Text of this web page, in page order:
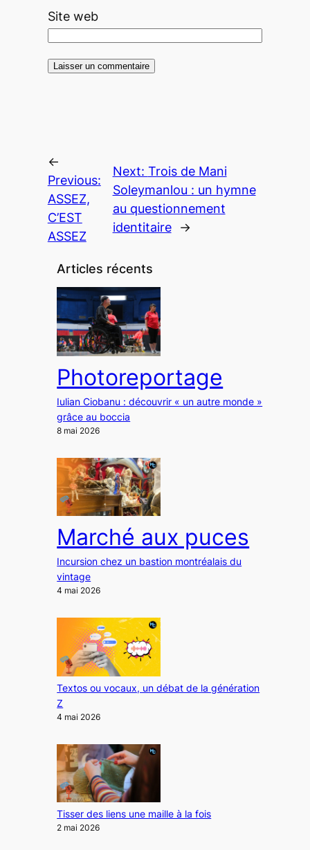
Site web
←
Previous:
ASSEZ,
C’EST
ASSEZ
Next: Trois de Mani
Soleymanlou : un hymne
au questionnement
identitaire
→
Articles récents
Photoreportage
Iulian Ciobanu : découvrir « un autre monde »
grâce au boccia
8 mai 2026
Marché aux puces
Incursion chez un bastion montréalais du
vintage
4 mai 2026
Textos ou vocaux, un débat de la génération
Z
4 mai 2026
Tisser des liens une maille à la fois
2 mai 2026